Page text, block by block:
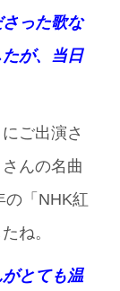
った歌な
が、当日
ご出演さ
んの名曲
の「NHK紅
ね。
とても温